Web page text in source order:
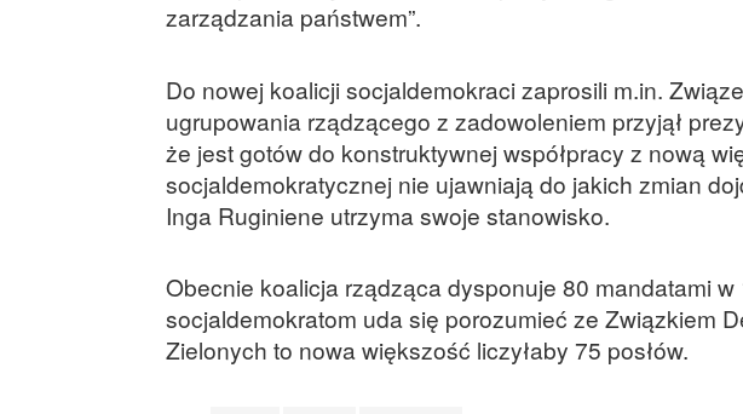
zarządzania państwem”.
Do nowej koalicji socjaldemokraci zaprosili m.in.
ugrupowania rządzącego z zadowoleniem przyjął
że jest gotów do konstruktywnej współpracy z nową
socjaldemokratycznej nie ujawniają do jakich zmian
Inga Ruginiene utrzyma swoje stanowisko.
Obecnie koalicja rządząca dysponuje 80 mandatami
socjaldemokratom uda się porozumieć ze Związkiem
Zielonych to nowa większość liczyłaby 75 posłów.